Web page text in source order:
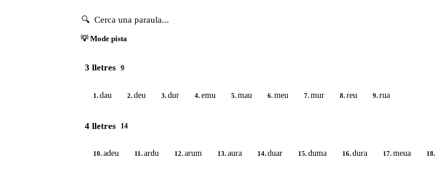
💡 Mode pista
3 lletres 9
1.dau 2.deu 3.dur 4.emu 5.mau 6.meu 7.mur 8.reu 9.rua
4 lletres 14
10.adeu 11.ardu 12.arum 13.aura 14.duar 15.duma 16.dura 17.meua 18.